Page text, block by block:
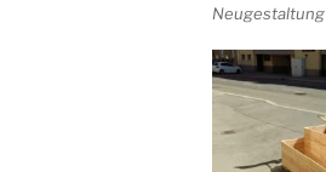
Neugestaltung